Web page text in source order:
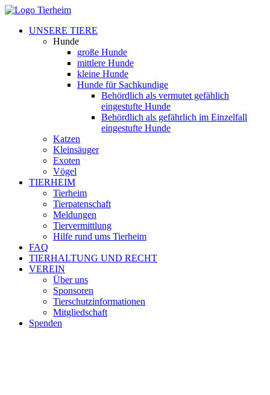
UNSERE TIERE
Hunde
große Hunde
mittlere Hunde
kleine Hunde
Hunde für Sachkundige
Behördlich als vermutet gefählich
eingestufte Hunde
Behördlich als gefährlich im Einzelfall
eingestufte Hunde
Katzen
Kleinsäuger
Exoten
Vögel
TIERHEIM
Tierheim
Tierpatenschaft
Meldungen
Tiervermittlung
Hilfe rund ums Tierheim
FAQ
TIERHALTUNG UND RECHT
VEREIN
Über uns
Sponsoren
Tierschutzinformationen
Mitgliedschaft
Spenden